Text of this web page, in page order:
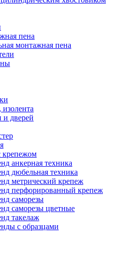
пена
монтажная пена
и дверей
крепежом
анкерная техника
дюбельная техника
метрический крепеж
перфорированный крепеж
саморезы
саморезы цветные
такелаж
с образцами